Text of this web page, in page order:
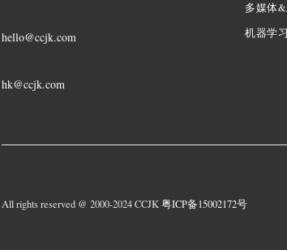
hello@ccjk.com
hk@ccjk.com
多媒体
机器学习
All rights reserved @ 2000-2024 CCJK粤ICP备15002172号